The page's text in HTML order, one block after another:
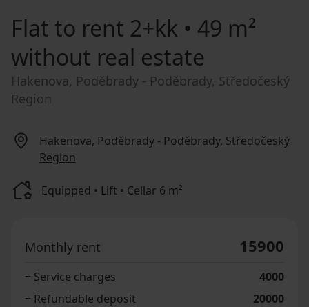
Flat to rent 2+kk • 49 m²
without real estate
Hakenova, Poděbrady - Poděbrady, Středočeský
Region
Hakenova, Poděbrady - Poděbrady, Středočeský
Region
Equipped • Lift • Cellar 6 m²
Monthly rent 15900
+ Service charges
4000
+ Refundable deposit
20000